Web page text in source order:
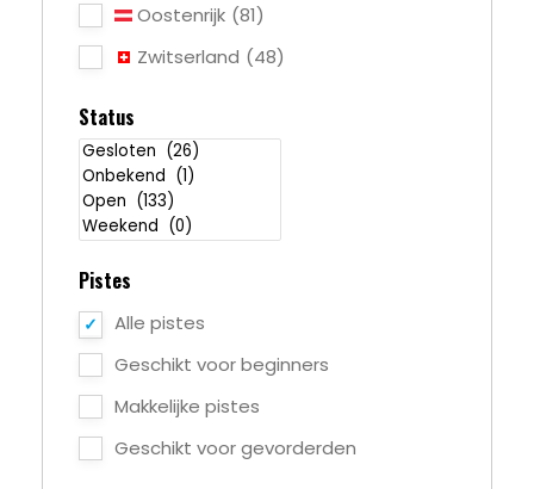
Oostenrijk (81)
Zwitserland (48)
Status
Pistes
Alle pistes
Geschikt voor beginners
Makkelijke pistes
Geschikt voor gevorderden